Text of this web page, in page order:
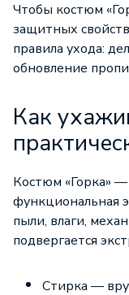
Чтобы костюм
защитных
правила ухода:
обновление
Как
Костюм «Горка»
функциональная
пыли, влаги,
подвергается
Стирка —